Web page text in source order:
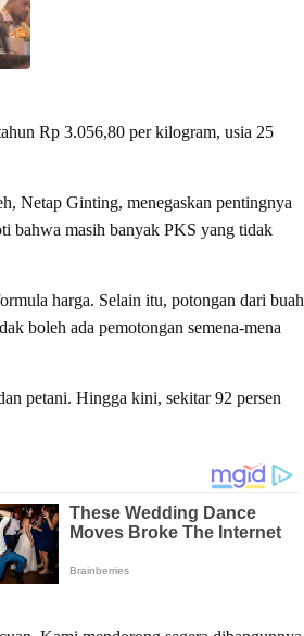
Rp 3.056,80 per kilogram, usia 25
Netap Ginting, menegaskan pentingnya
bahwa masih banyak PKS yang tidak
harga. Selain itu, potongan dari buah
boleh ada pemotongan semena-mena
petani. Hingga kini, sekitar 92 persen